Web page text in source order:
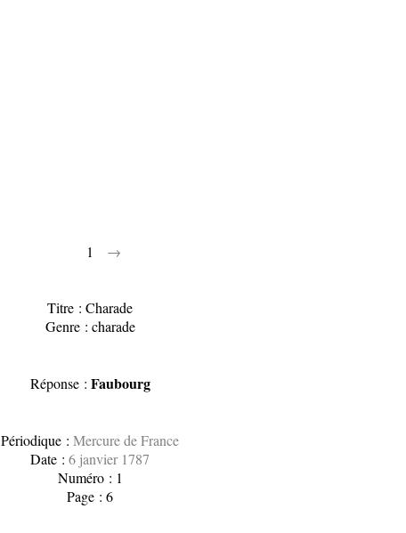
1 →
Titre : Charade
Genre : charade
Réponse : Faubourg
Périodique :Mercure de France
Date :6 janvier 1787
Numéro : 1
Page : 6